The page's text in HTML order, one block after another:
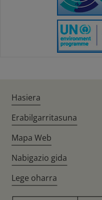
Hasiera
Erabilgarritasuna
Mapa Web
Nabigazio gida
Lege oharra